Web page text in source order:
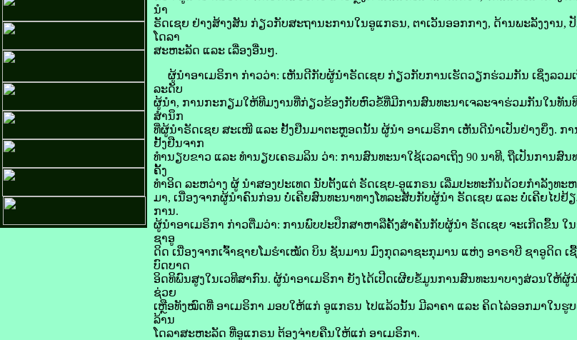
ນຳ​
ຣັດ​ເຊຍ ຢ່າງ​ສ້າງສັນ ກ່ຽວ​ກັບ​ສະຖານະ​ການ​ໃນ​ອູ​ແກຣນ, ຕາເວັນ​ອອກ​ກາງ, ດ້ານ​ພະລັງງານ,
ໂດ​ລາ​
ສະຫະລັດ ແລະ ເລື່ອງ​ອື່ນໆ.
ຜູ້ນຳ​ອາ​ເມ​ຣິ​ກາ ກ່າວ​ວ່າ: ເຫັນ​ດີ​ກັບ​ຜູ້ນຳ​ຣັດ​ເຊຍ ກ່ຽວ​ກັບ​ການ​ເຮັດ​ວຽກ​ຮ່ວມ​ກັນ ເຊິ່ງ​ລວ
ລະດັບ​
ຜູ້ນຳ, ການ​ກະກຽມ​ໃຫ້​ທີມ​ງານ​ທີ່​ກ່ຽວຂ້ອງ​ກັບ​ຫົວຂໍ້​ທີ່​ມີ​ການ​ສົນທະນາ​ເຈລະຈາ​ຮ່ວມ​ກັນ​ໃນ​ທັນ
ສຳນຶກ
ທີ່​ຜູ້ນຳ​ຣັດ​ເຊຍ ສະເໜີ ແລະ ຢັ້ງຢືນ​ມາ​ຕະຫຼອດ​ນັ້ນ ຜູ້ນຳ ​ອາ​ເມ​ຣິ​ກາ ເຫັນ​ດີ​ນຳ​ເປັນ​ຢ່າງ​ຍິ່ງ. ກ
ຢັ້ງຢືນ​ຈາກ​
ທຳ​ນຽບ​ຂາວ ແລະ ທຳ​ນຽບ​ເຄຣມ​ລິນ ວ່າ: ການ​ສົນທະ​ນາ​ໃຊ້​ເວລາ​ເຖິງ 90 ນາທີ, ຖື​ເປັນ​ການ​ສົນ
ຄັ້ງ
ທຳ​ອິດ ລະຫວ່າງ ຜູ້ ນຳສອງ​ປະເທດ ນັບ​ຕັ້ງແຕ່​ ຣັດເຊຍ-ອູແກຣນ ເລີ່ມປະ​ທະ​ກັນ​ດ້ວຍ​ກຳລັງ​ທະຫ
ມາ, ເນື່ອງ​ຈາກ​ຜູ້ນຳ​ຄົນ​ກ່ອນ ບໍ່​ເຄີຍ​ສົນທະນາ​ທາງ​ໂທລະສັບ​ກັບ​ຜູ້ນຳ​ ຣັດ​ເຊຍ ແລະ ບໍ່​ເຄີຍ​ໄປ​ຢ້
ການ.
ຜູ້ນຳ​ອາ​ເມ​ຣິ​ກາ ກ່າວ​ຕື່ມ​ວ່າ: ການ​ພົບ​ປະ​ປຶກສາ​ຫາລື​ຄັ້ງ​ສຳຄັນ​ກັບ​ຜູ້ນຳ​ ຣັດ​ເຊຍ ຈະ​ເກີດ​ຂຶ້ນ ໃ
ຊາ​ອູ​
ດິດ ເນື່ອງ​ຈາກ​ເຈົ້າ​ຊາຍ​ໂມ​ຮຳ​ເໝັດ ບິນ ຊັນ​ມານ ມົງກຸດ​ລາຊະ​ກຸ​ມານ ແຫ່ງ ອາ​ຣາ​ບີ ຊາ​ອູ​ດິດ ເ
ບົດບາດ
ອິດ​ທິ​ພົນ​ສູງ​ໃນ​ເວທີ​ສາກົນ. ຜູ້ນຳ​ອາ​ເມ​ຣິ​ກາ ຍັງ​ໄດ້​ເປີດເຜີຍ​ຂໍ້​ມູນ​ການ​ສົນທະນາ​ບາງ​ສ່ວນ​ໃຫ້​
ຊ່ວຍ
ເຫຼືອ​ທັງ​ໝົດ​ທີ່ ອາ​ເມ​ຣິ​ກາ ມອບ​ໃຫ້​ແກ່​ ອູ​ແກຣນ ໄປ​ແລ້ວ​ນັ້ນ ມີ​ລາຄາ ແລະ ຄິດໄລ່​ອອກ​ມາ​ໃນ​ຮູ
ລ້ານ​
ໂດ​ລາ​ສະຫະລັດ ທີ່​ອູ​ແກຣນ ຕ້ອງ​ຈ່າຍ​ຄືນ​ໃຫ້​ແກ່ ອາ​ເມ​ຣິ​ກາ.